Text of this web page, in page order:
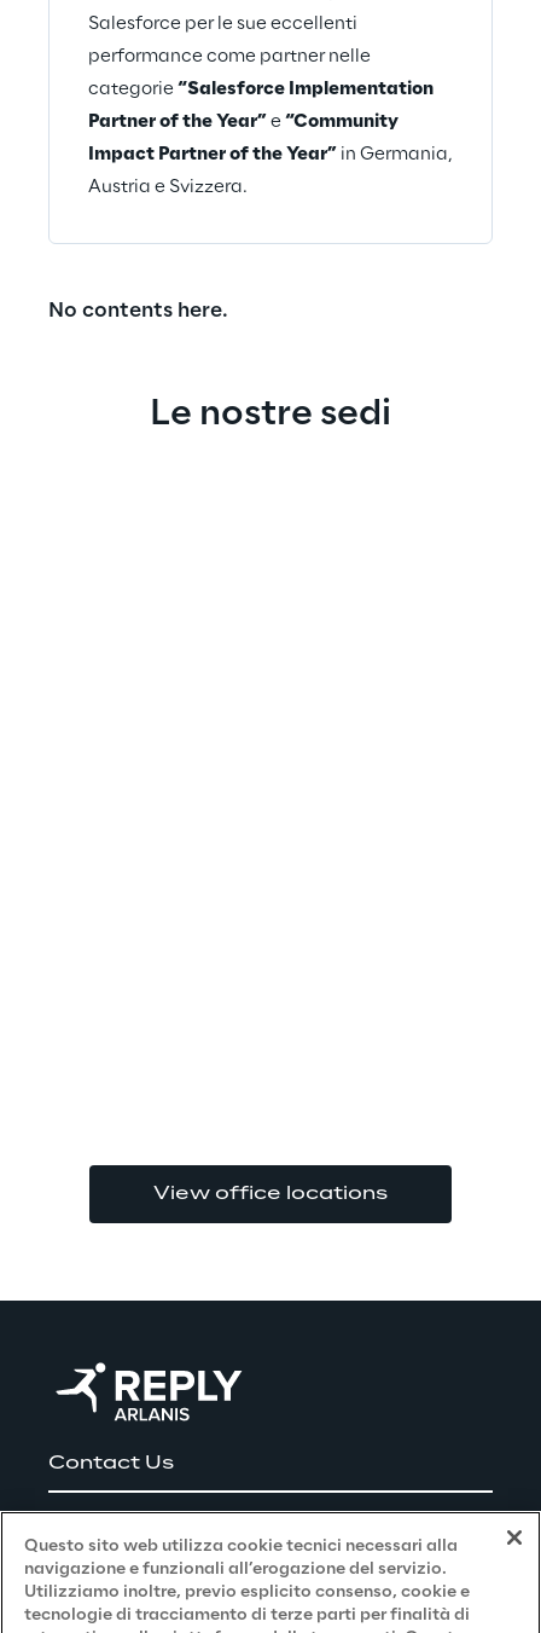
Salesforce per le sue eccellenti
performance come partner nelle
categorie “Salesforce Implementation
Partner of the Year” e “Community
Impact Partner of the Year” in Germania,
Austria e Svizzera.
No contents here.
Le nostre sedi
View office locations
Contact Us
Privacy and Legal
Questo sito web utilizza cookie tecnici necessari alla
navigazione e funzionali all’erogazione del servizio.
Utilizziamo inoltre, previo esplicito consenso, cookie e
tecnologie di tracciamento di terze parti per finalità di